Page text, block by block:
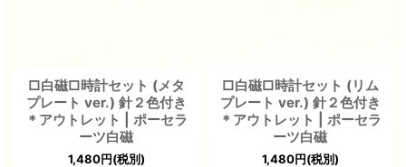
□白磁□時計セット (メタ
プレート ver.) 針２色付き
＊アウトレット | ポーセラ
ーツ白磁
1,480円(税別)
□白磁□時計セット (リム
プレート ver.) 針２色付き
＊アウトレット | ポーセラ
ーツ白磁
1,480円(税別)